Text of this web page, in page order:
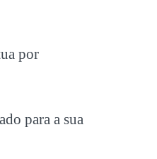
por
para a sua